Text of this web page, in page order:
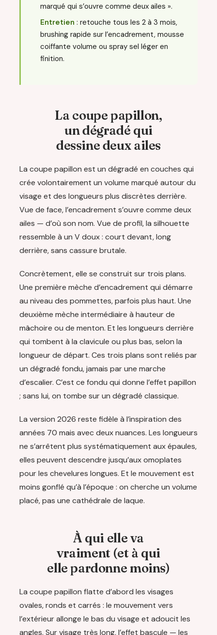
marqué qui s’ouvre comme deux ailes ».
Entretien : retouche tous les 2 à 3 mois,
brushing rapide sur l’encadrement, mousse
coiffante volume ou spray sel léger en
finition.
La coupe papillon,
un dégradé qui
dessine deux ailes
La coupe papillon est un dégradé en couches qui
crée volontairement un volume marqué autour du
visage et des longueurs plus discrètes derrière.
Vue de face, l’encadrement s’ouvre comme deux
ailes — d’où son nom. Vue de profil, la silhouette
ressemble à un V doux : court devant, long
derrière, sans cassure brutale.
Concrètement, elle se construit sur trois plans.
Une première mèche d’encadrement qui démarre
au niveau des pommettes, parfois plus haut. Une
deuxième mèche intermédiaire à hauteur de
mâchoire ou de menton. Et les longueurs derrière
qui tombent à la clavicule ou plus bas, selon la
longueur de départ. Ces trois plans sont reliés par
un dégradé fondu, jamais par une marche
d’escalier. C’est ce fondu qui donne l’effet papillon
; sans lui, on tombe sur un dégradé classique.
La version 2026 reste fidèle à l’inspiration des
années 70 mais avec deux nuances. Les longueurs
ne s’arrêtent plus systématiquement aux épaules,
elles peuvent descendre jusqu’aux omoplates
pour les chevelures longues. Et le mouvement est
moins gonflé qu’à l’époque : on cherche un volume
placé, pas une cathédrale de laque.
À qui elle va
vraiment (et à qui
elle pardonne moins)
La coupe papillon flatte d’abord les visages
ovales, ronds et carrés : le mouvement vers
l’extérieur allonge le bas du visage et adoucit les
angles. Sur visage très long, l’effet bascule — les